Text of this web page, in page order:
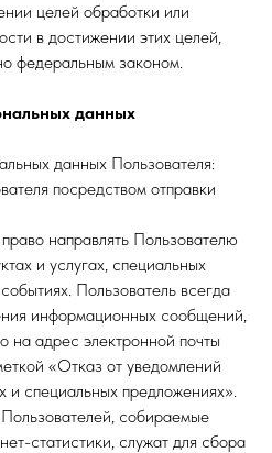
целей обработки или
в достижении этих целей,
федеральным законом.
данных
данных Пользователя:
посредством отправки
направлять Пользователю
и услугах, специальных
Пользователь всегда
информационных сообщений,
на адрес электронной почты
«Отказ от уведомлений
и специальных предложениях».
собираемые
статистики, служат для сбора